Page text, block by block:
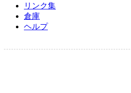
リンク集
倉庫
ヘルプ